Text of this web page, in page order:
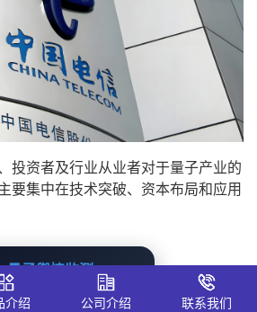
投资者及行业从业者对于量子产业的
要集中在技术突破、资本布局和应用
子舆情监测 →
介绍 公司介绍 联系我们